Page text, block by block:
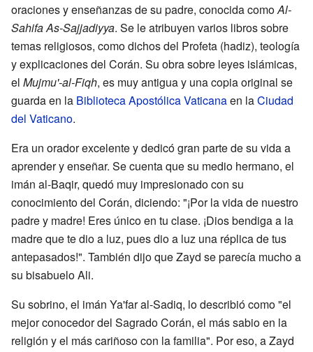
oraciones y enseñanzas de su padre, conocida comoAl-
Sahifa As-Sajjadiyya. Se le atribuyen varios libros sobre
temas religiosos, como dichos del Profeta (hadiz), teología
y explicaciones del Corán. Su obra sobre leyes islámicas,
el Mujmu'-al-Fiqh, es muy antigua y una copia original se
guarda en la Biblioteca Apostólica Vaticanaen laCiudad
del Vaticano.
Era un orador excelente y dedicó gran parte de su vida a
aprender y enseñar. Se cuenta que su medio hermano, el
imán al-Baqir, quedó muy impresionado con su
conocimiento del Corán, diciendo: "¡Por la vida de nuestro
padre y madre! Eres único en tu clase. ¡Dios bendiga a la
madre que te dio a luz, pues dio a luz una réplica de tus
antepasados!". También dijo que Zayd se parecía mucho a
su bisabuelo Ali.
Su sobrino, el imán Ya'far al-Sadiq, lo describió como "el
mejor conocedor del Sagrado Corán, el más sabio en la
religión y el más cariñoso con la familia". Por eso, a Zayd